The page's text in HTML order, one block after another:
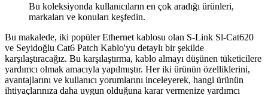
Bu koleksiyonda kullanıcıların en çok aradığı ürünleri,
markaları ve konuları keşfedin.
Bu makalede, iki popüler Ethernet kablosu olan S-Link Sl-Cat620
ve Seyidoğlu Cat6 Patch Kablo'yu detaylı bir şekilde
karşılaştıracağız. Bu karşılaştırma, kablo almayı düşünen tüketicilere
yardımcı olmak amacıyla yapılmıştır. Her iki ürünün özelliklerini,
avantajlarını ve kullanıcı yorumlarını inceleyerek, hangi ürünün
ihtiyaçlarınıza daha uygun olduğuna karar vermenize yardımcı